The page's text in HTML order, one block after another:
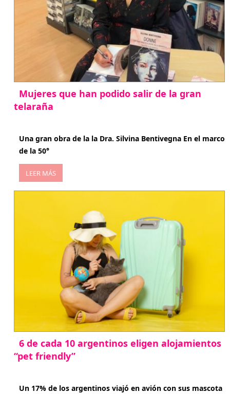
Mujeres que han podido salir de la gran
telaraña
Una gran obra de la la Dra. Silvina Bentivegna En el marco
de la 50°
LEER MÁS
6 de cada 10 argentinos eligen alojamientos
“pet friendly”
Un 17% de los argentinos viajó en avión con sus mascota